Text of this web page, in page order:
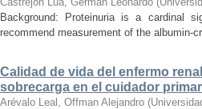
Background: Proteinuria is a cardinal
recommend measurement of the albumin-
Calidad de vida del enfermo
sobrecarga en el cuidador
Arévalo Leal, Offman Alejandro (